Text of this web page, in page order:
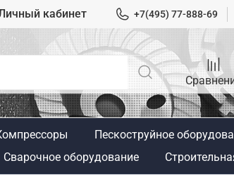
кабинет +7(495) 77-888-69
Пескоструйное
Сварочное оборудование